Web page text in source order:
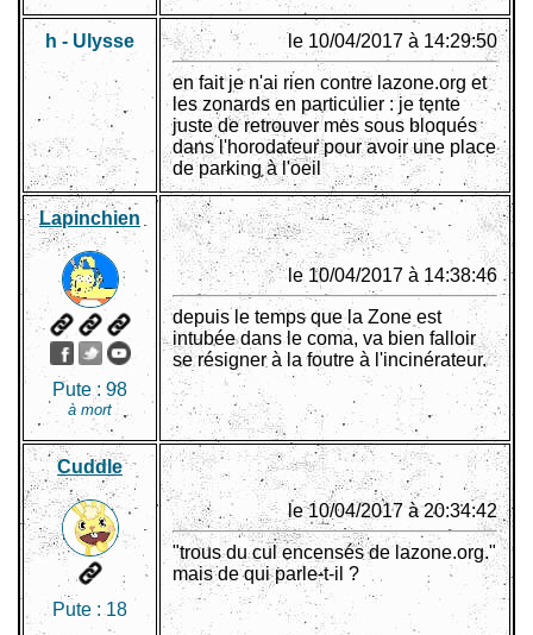
h - Ulysse le 10/04/2017 à 14:29:50
en fait je n'ai rien contre lazone.org et
les zonards en particulier : je tente
juste de retrouver mes sous bloqués
dans l'horodateur pour avoir une place
de parking à l'oeil
Lapinchien
Pute : 98
à mort
le 10/04/2017 à 14:38:46
depuis le temps que la Zone est
intubée dans le coma, va bien falloir
se résigner à la foutre à l'incinérateur.
Cuddle
Pute :18
le 10/04/2017 à 20:34:42
"trous du cul encensés de lazone.org."
mais de qui parle-t-il ?